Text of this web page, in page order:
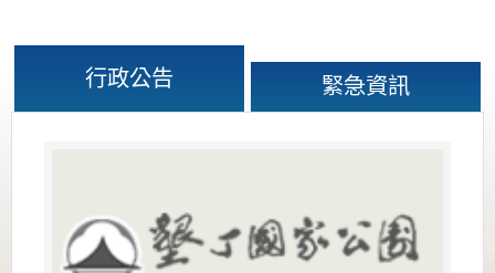
行政公告 緊急資訊